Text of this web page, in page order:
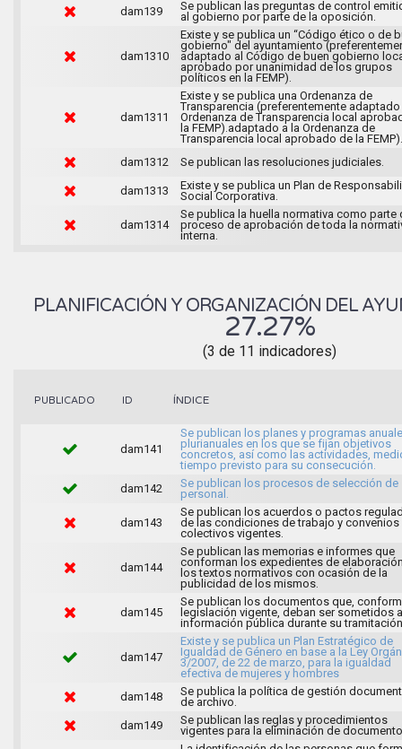
dam139
Se publican las preguntas de control
al gobierno por parte de la oposición.
dam1310
Existe y se publica un “Código ético o de
gobierno" del ayuntamiento
adaptado al Código de buen gobierno
aprobado por unanimidad de los grupos
políticos en la FEMP).
dam1311
Existe y se publica una Ordenanza de
Transparencia (preferentemente adaptado
Ordenanza de Transparencia local
la FEMP).adaptado a la Ordenanza de
Transparencia local aprobado de la FEMP).
dam1312
Se publican las resoluciones judiciales.
dam1313
Existe y se publica un Plan de
Social Corporativa.
dam1314
Se publica la huella normativa como parte
proceso de aprobación de toda la
interna.
PLANIFICACIÓN Y ORGANIZACIÓN DEL
27.27%
(3 de 11 indicadores)
PUBLICADO ID ÍNDICE
dam141
Se publican los planes y programas
plurianuales en los que se fijan objetivos
concretos, así como las actividades,
tiempo previsto para su consecución.
dam142
Se publican los procesos de selección de
personal.
dam143
Se publican los acuerdos o pactos
de las condiciones de trabajo y convenios
colectivos vigentes.
dam144
Se publican las memorias e informes que
conforman los expedientes de
los textos normativos con ocasión de la
publicidad de los mismos.
dam145
Se publican los documentos que,
legislación vigente, deban ser sometidos a
información pública durante su
dam147
Existe y se publica un Plan Estratégico de
Igualdad de Género en base a la Ley
3/2007, de 22 de marzo, para la igualdad
efectiva de mujeres y hombres
dam148
Se publica la política de gestión
de archivo.
dam149
Se publican las reglas y procedimientos
vigentes para la eliminación de